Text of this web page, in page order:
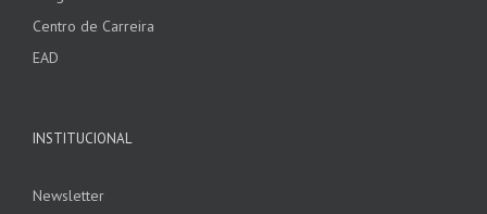
Centro de Carreira
EAD
INSTITUCIONAL
Newsletter